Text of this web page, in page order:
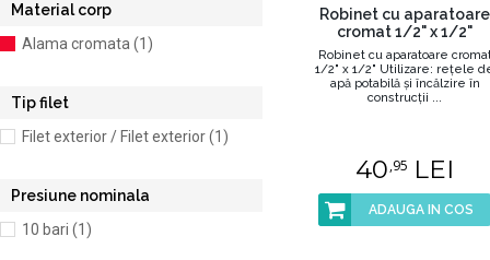
Material corp
Alama cromata (1)
Tip filet
Filet exterior / Filet exterior (1)
Presiune nominala
10 bari (1)
Robinet cu aparatoare
cromat 1/2" x 1/2"
Robinet cu aparatoare
1/2" x 1/2" Utilizare: reţele
apă potabilă şi încălzire în
construcţii ...
40,95 LEI
ADAUGA IN COS